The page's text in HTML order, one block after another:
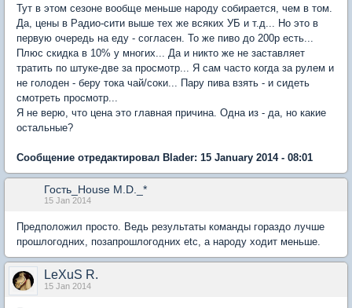
Тут в этом сезоне вообще меньше народу собирается, чем в том.
Да, цены в Радио-сити выше тех же всяких УБ и т.д... Но это в
первую очередь на еду - согласен. То же пиво до 200р есть...
Плюс скидка в 10% у многих... Да и никто же не заставляет
тратить по штуке-две за просмотр... Я сам часто когда за рулем и
не голоден - беру тока чай/соки... Пару пива взять - и сидеть
смотреть просмотр...
Я не верю, что цена это главная причина. Одна из - да, но какие
остальные?
Сообщение отредактировал Blader: 15 January 2014 - 08:01
Гость_House M.D._*
15 Jan 2014
Предположил просто. Ведь результаты команды гораздо лучше
прошлогодних, позапрошлогодних etc, а народу ходит меньше.
LeXuS R.
15 Jan 2014